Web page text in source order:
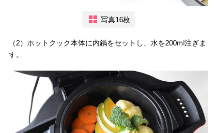
写真16枚
（2）ホットクック本体に内鍋をセットし、水を200ml注ぎま
す。